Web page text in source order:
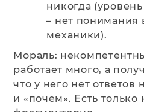
никогда
– нет понимания
механики).
Мораль:
работает много, а
что у него нет ответов
и «почем». Есть только